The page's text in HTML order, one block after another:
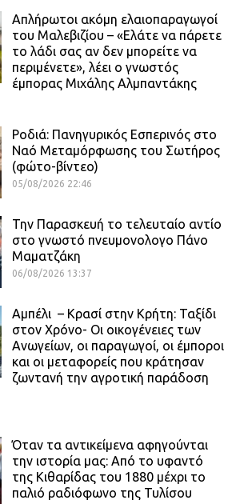
Απλήρωτοι ακόμη ελαιοπαραγωγοί
του Μαλεβιζίου – «Ελάτε να πάρετε
το λάδι σας αν δεν μπορείτε να
περιμένετε», λέει ο γνωστός
έμπορας Μιχάλης Αλμπαντάκης
Ροδιά: Πανηγυρικός Εσπερινός στο
Ναό Μεταμόρφωσης του Σωτήρος
(φώτο-βίντεο)
05/08/2026 22:46
Την Παρασκευή το τελευταίο αντίο
στο γνωστό πνευμονολογο Πάνο
Μαματζάκη
06/08/2026 13:37
Αμπέλι – Κρασί στην Κρήτη: Ταξίδι
στον Χρόνο- Οι οικογένειες των
Ανωγείων, οι παραγωγοί, οι έμποροι
και οι μεταφορείς που κράτησαν
ζωντανή την αγροτική παράδοση
Όταν τα αντικείμενα αφηγούνται
την ιστορία μας: Από το υφαντό
της Κιθαρίδας του 1880 μέχρι το
παλιό ραδιόφωνο της Τυλίσου